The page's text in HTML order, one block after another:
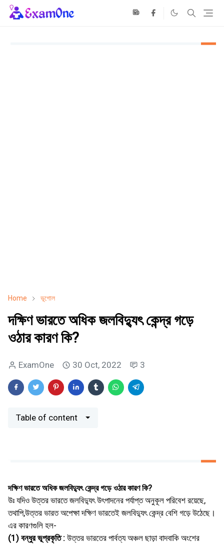
Home ভূগোল
দক্ষিণ ভারতে অধিক জলবিদ্যুৎ কেন্দ্র গড়ে
ওঠার কারণ কি?
ExamOne 30 Oct, 2022 3
Table of content
দক্ষিণ ভারতে অধিক জলবিদ্যুৎ কেন্দ্র গড়ে ওঠার কারণ কি?
উঃ যদিও উত্তর ভারতে জলবিদ্যুৎ উৎপাদনের পর্যাপ্ত অনুকূল পরিবেশ রয়েছে,
তথাপি,উত্তর ভারত অপেক্ষা দক্ষিণ ভারতেই জলবিদ্যুৎ কেন্দ্র বেশি গড়ে উঠেছে।
এর কারণগুলি হল-
(1) বন্ধুর ভূপ্রকৃতি : উত্তর ভারতের পার্বত্য অঞ্চল ছাড়া বাদবাকি অংশের